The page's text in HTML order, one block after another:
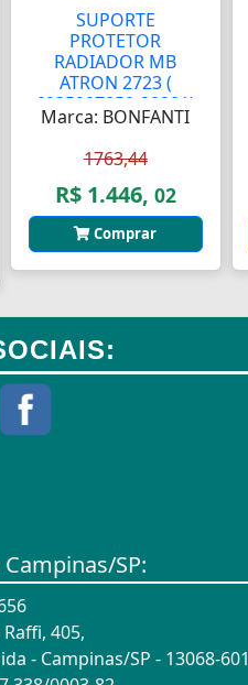
SUPORTE
PROTETOR
RADIADOR MB
ATRON 2723 (
6935207050-20201)
Marca: BONFANTI
1763,44
R$ 1.446, 02
Comprar
SP:
405,
- Campinas/SP - 13068-601